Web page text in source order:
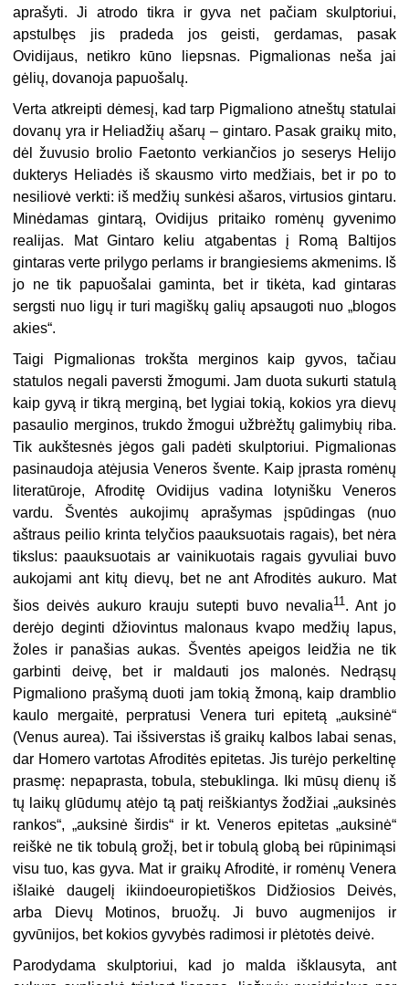
aprašyti. Ji atrodo tikra ir gyva net pačiam skulptoriui,
apstulbęs jis pradeda jos geisti, gerdamas, pasak
Ovidijaus, netikro kūno liepsnas. Pigmalionas neša jai
gėlių, dovanoja papuošalų.
Verta atkreipti dėmesį, kad tarp Pigmaliono atneštų statulai
dovanų yra ir Heliadžių ašarų – gintaro. Pasak graikų mito,
dėl žuvusio brolio Faetonto verkiančios jo seserys Helijo
dukterys Heliadės iš skausmo virto medžiais, bet ir po to
nesiliovė verkti: iš medžių sunkėsi ašaros, virtusios gintaru.
Minėdamas gintarą, Ovidijus pritaiko romėnų gyvenimo
realijas. Mat Gintaro keliu atgabentas į Romą Baltijos
gintaras verte prilygo perlams ir brangiesiems akmenims. Iš
jo ne tik papuošalai gaminta, bet ir tikėta, kad gintaras
sergsti nuo ligų ir turi magiškų galių apsaugoti nuo „blogos
akies“.
Taigi Pigmalionas trokšta merginos kaip gyvos, tačiau
statulos negali paversti žmogumi. Jam duota sukurti statulą
kaip gyvą ir tikrą merginą, bet lygiai tokią, kokios yra dievų
pasaulio merginos, trukdo žmogui užbrėžtų galimybių riba.
Tik aukštesnės jėgos gali padėti skulptoriui. Pigmalionas
pasinaudoja atėjusia Veneros švente. Kaip įprasta romėnų
literatūroje, Afroditę Ovidijus vadina lotynišku Veneros
vardu. Šventės aukojimų aprašymas įspūdingas (nuo
aštraus peilio krinta telyčios paauksuotais ragais), bet nėra
tikslus: paauksuotais ar vainikuotais ragais gyvuliai buvo
aukojami ant kitų dievų, bet ne ant Afroditės aukuro. Mat
šios deivės aukuro krauju sutepti buvo nevalia11. Ant jo
derėjo deginti džiovintus malonaus kvapo medžių lapus,
žoles ir panašias aukas. Šventės apeigos leidžia ne tik
garbinti deivę, bet ir maldauti jos malonės. Nedrąsų
Pigmaliono prašymą duoti jam tokią žmoną, kaip dramblio
kaulo mergaitė, perpratusi Venera turi epitetą „auksinė“
(Venus aurea). Tai išsiverstas iš graikų kalbos labai senas,
dar Homero vartotas Afroditės epitetas. Jis turėjo perkeltinę
prasmę: nepaprasta, tobula, stebuklinga. Iki mūsų dienų iš
tų laikų glūdumų atėjo tą patį reiškiantys žodžiai „auksinės
rankos“, „auksinė širdis“ ir kt. Veneros epitetas „auksinė“
reiškė ne tik tobulą grožį, bet ir tobulą globą bei rūpinimąsi
visu tuo, kas gyva. Mat ir graikų Afroditė, ir romėnų Venera
išlaikė daugelį ikiindoeuropietiškos Didžiosios Deivės,
arba Dievų Motinos, bruožų. Ji buvo augmenijos ir
gyvūnijos, bet kokios gyvybės radimosi ir plėtotės deivė.
Parodydama skulptoriui, kad jo malda išklausyta, ant